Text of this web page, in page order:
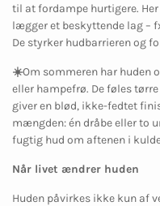
til at fordampe hurtigere.
lægger et beskyttende lag –
De styrker hudbarrieren og
☀️Om sommeren har huden
eller hampefrø. De føles
giver en blød, ikke-fedtet
mængden: én dråbe eller to
fugtig hud om aftenen i
Når livet ændrer huden
Huden påvirkes ikke kun af